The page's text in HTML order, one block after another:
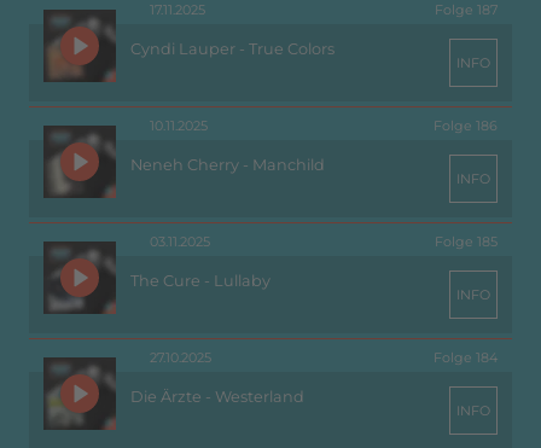
17.11.2025 Folge 187
Cyndi Lauper - True Colors
INFO
10.11.2025 Folge 186
Neneh Cherry - Manchild
INFO
03.11.2025 Folge 185
The Cure - Lullaby
INFO
27.10.2025 Folge 184
Die Ärzte - Westerland
INFO